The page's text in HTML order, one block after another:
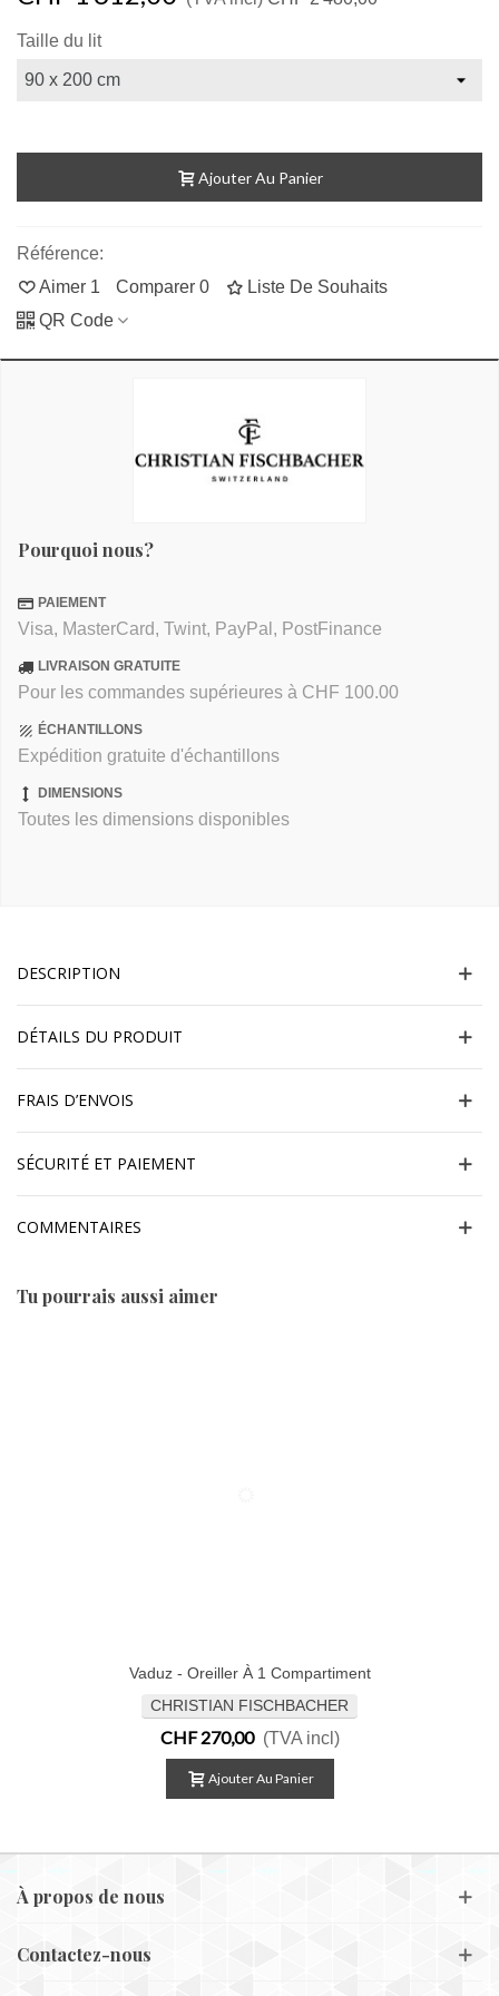
Taille du lit
Ajouter Au Panier
Référence:
Aimer 1 Comparer 0
Liste De Souhaits
QR Code
Pourquoi nous?
PAIEMENT
Visa, MasterCard, Twint, PayPal, PostFinance
LIVRAISON GRATUITE
Pour les commandes supérieures à CHF 100.00
ÉCHANTILLONS
Expédition gratuite d'échantillons
DIMENSIONS
Toutes les dimensions disponibles
DESCRIPTION
DÉTAILS DU PRODUIT
FRAIS D’ENVOIS
SÉCURITÉ ET PAIEMENT
COMMENTAIRES
Tu pourrais aussi aimer
Vaduz - Oreiller À 1 Compartiment
CHRISTIAN FISCHBACHER
CHF 270,00 (TVA incl)
Ajouter Au Panier
À propos de nous
Contactez-nous